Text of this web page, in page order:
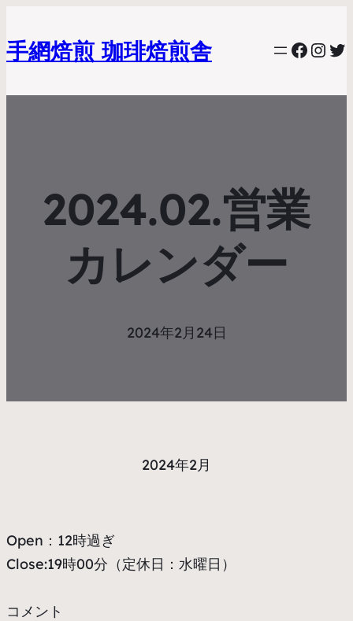
手網焙煎 珈琲焙煎舎
2024.02.営業
カレンダー
2024年2月24日
2024年2月
Open：12時過ぎ
Close:19時00分（定休日：水曜日）
コメント